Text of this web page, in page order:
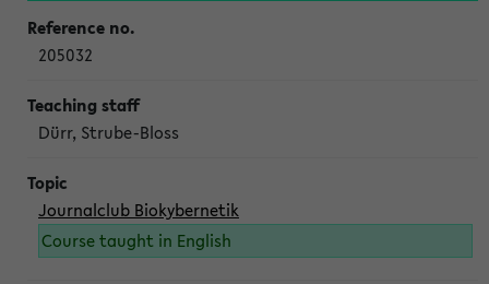
205032
Dürr, Strube-Bloss
Journalclub Biokybernetik
Course taught in English